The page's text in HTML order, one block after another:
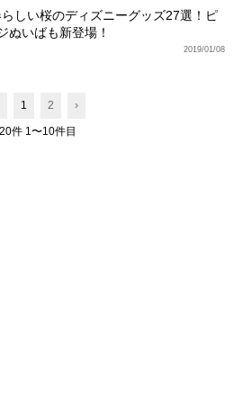
らしい桜のディズニーグッズ27選！ピ
ぬいばも新登場！
2019/01/08
1 2 ›
件 1〜10件目